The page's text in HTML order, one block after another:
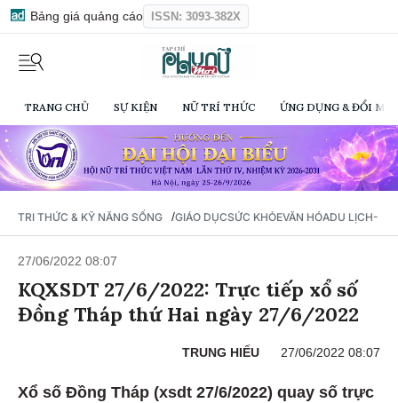
Bảng giá quảng cáo ISSN: 3093-382X
TRANG CHỦ SỰ KIỆN NỮ TRÍ THỨC ỨNG DỤNG & ĐỔI
TRI THỨC & KỸ NĂNG SỐNG /GIÁO DỤCSỨC KHỎEVĂN HÓADU LỊCH-
27/06/2022 08:07
KQXSDT 27/6/2022: Trực tiếp xổ số
Đồng Tháp thứ Hai ngày 27/6/2022
TRUNG HIẾU 27/06/2022 08:07
Xổ số Đồng Tháp (xsdt 27/6/2022) quay số trực